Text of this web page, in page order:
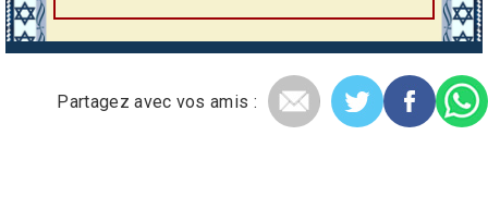
Partagez avec vos amis :